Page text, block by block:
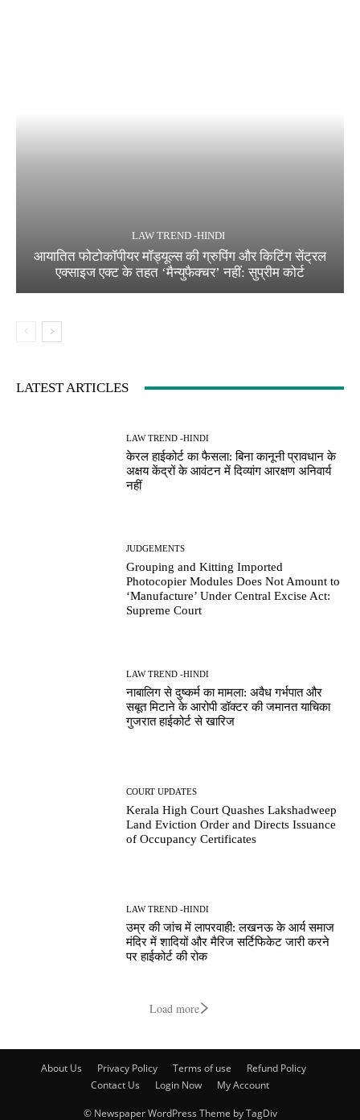
LAW TREND -HINDI
आयातित फोटोकॉपीयर मॉड्यूल्स की ग्रुपिंग और किटिंग सेंट्रल
एक्साइज एक्ट के तहत ‘मैन्युफैक्चर’ नहीं: सुप्रीम कोर्ट
LATEST ARTICLES
LAW TREND -HINDI
केरल हाईकोर्ट का फैसला: बिना कानूनी प्रावधान के
अक्षय केंद्रों के आवंटन में दिव्यांग आरक्षण अनिवार्य
नहीं
JUDGEMENTS
Grouping and Kitting Imported
Photocopier Modules Does Not Amount to
‘Manufacture’ Under Central Excise Act:
Supreme Court
LAW TREND -HINDI
नाबालिग से दुष्कर्म का मामला: अवैध गर्भपात और
सबूत मिटाने के आरोपी डॉक्टर की जमानत याचिका
गुजरात हाईकोर्ट से खारिज
COURT UPDATES
Kerala High Court Quashes Lakshadweep
Land Eviction Order and Directs Issuance
of Occupancy Certificates
LAW TREND -HINDI
उम्र की जांच में लापरवाही: लखनऊ के आर्य समाज
मंदिर में शादियों और मैरिज सर्टिफिकेट जारी करने
पर हाईकोर्ट की रोक
Load more
About Us Privacy Policy Terms of use
Refund Policy
Contact Us
Login Now My Account
© Newspaper WordPress Theme by TagDiv